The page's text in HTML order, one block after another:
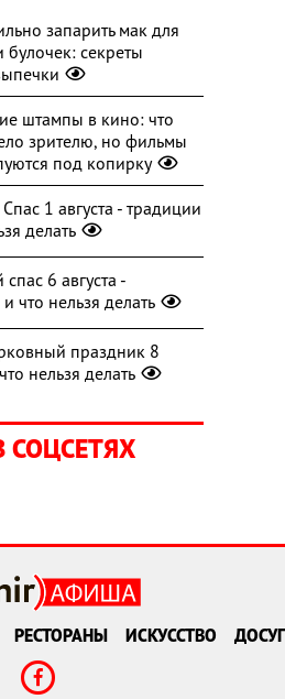
запарить мак для
булочек: секреты
штампы в кино: что
зрителю, но фильмы
под копирку
1 августа - традиции
делать
6 августа -
что нельзя делать
праздник 8
нельзя делать
РЕСТОРАНЫ ИСКУССТВО ДОСУГ